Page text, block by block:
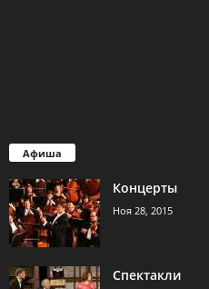
Афиша
Концерты
Ноя 28, 2015
Спектакли